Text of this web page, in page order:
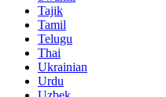
Tajik
Tamil
Telugu
Thai
Ukrainian
Urdu